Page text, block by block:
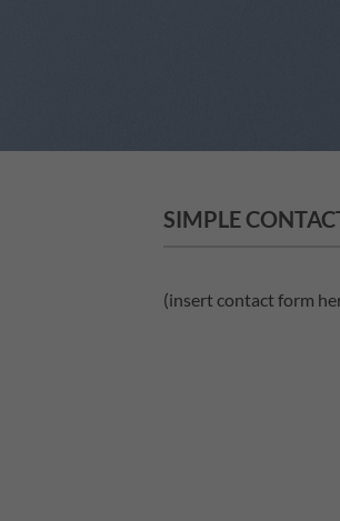
SIMPLE
(insert contact form